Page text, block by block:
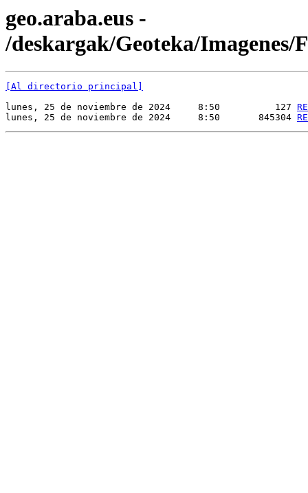
geo.araba.eus -
/deskargak/Geoteka/Imagenes/
[Al directorio principal]
lunes, 25 de noviembre de 2024     8:50          127
lunes, 25 de noviembre de 2024     8:50       845304